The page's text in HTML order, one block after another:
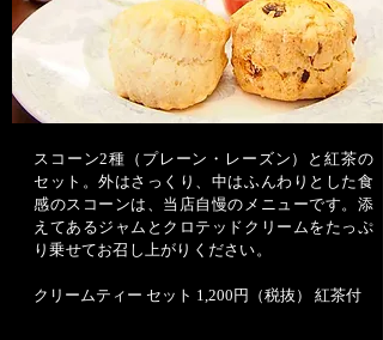
スコーン2種（プレーン・レーズン）と紅茶の
セット。外はさっくり、中はふんわりとした食
感のスコーンは、当店自慢のメニューです。添
えてあるジャムとクロテッドクリームをたっぷ
り乗せてお召し上がりください。
クリームティー セット 1,200円（税抜） 紅茶付